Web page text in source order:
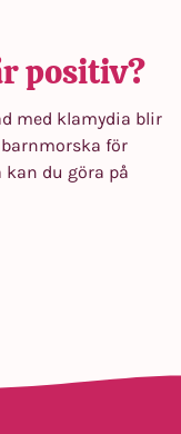
positiv?
med klamydia blir
för
du göra på